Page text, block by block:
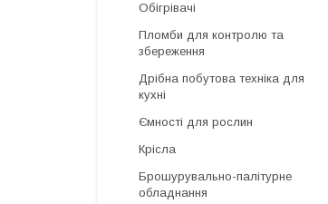
Обігрівачі
Пломби для контролю та
збереження
Дрібна побутова техніка для
кухні
Ємності для рослин
Крісла
Брошурувально-палітурне
обладнання